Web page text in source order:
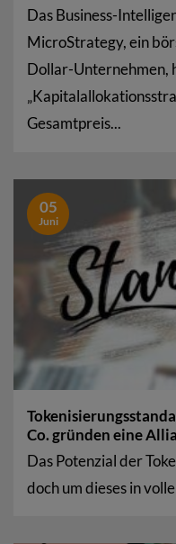
Das Business-
MicroStrategy, ein
Dollar-Unternehmen,
Gesamtpreis...
Co. gründen eine
Das Potenzial der
doch um dieses in
05
Juni